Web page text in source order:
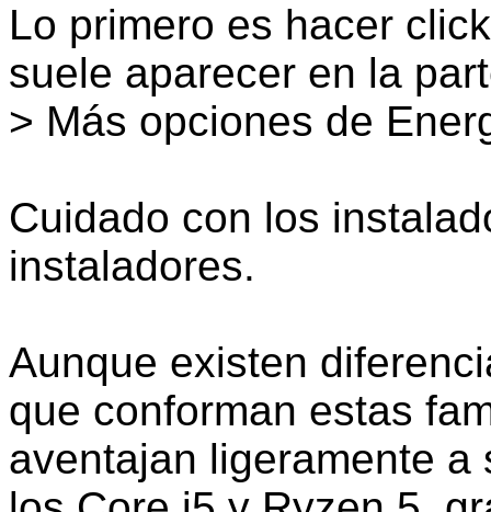
Lo primero es hacer
suele aparecer en la
> Más opciones de
Cuidado con los
instaladores.
Aunque existen
que conforman estas
aventajan ligeramente